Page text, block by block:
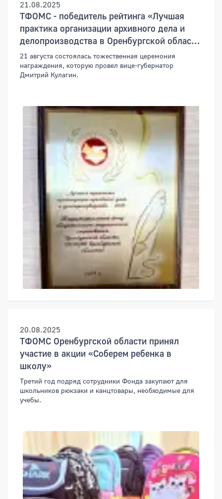
21.08.2025
ТФОМС - победитель рейтинга «Лучшая
практика организации архивного дела и
делопроизводства в Оренбургской области
– 2024»
21 августа состоялась тожественная церемония
награждения, которую провел вице-губернатор
Дмитрий Кулагин.
20.08.2025
ТФОМС Оренбургской области принял
участие в акции «Соберем ребенка в
школу»
Третий год подряд сотрудники Фонда закупают для
школьников рюкзаки и канцтовары, необходимые для
учебы.